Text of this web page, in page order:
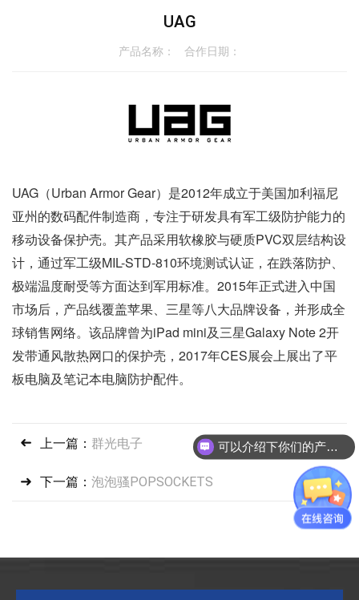
UAG
产品名称： 合作日期：
UAG（Urban Armor Gear）是2012年成立于美国加利福尼
亚州的数码配件制造商 ，专注于研发具有军工级防护能力的
移动设备保护壳。其产品采用软橡胶与硬质PVC双层结构设
计，通过军工级MIL-STD-810环境测试认证 ，在跌落防护、
极端温度耐受等方面达到军用标准。2015年正式进入中国
市场后 ，产品线覆盖苹果、三星等八大品牌设备，并形成全
球销售网络。该品牌曾为iPad mini及三星Galaxy Note 2开
发带通风散热网口的保护壳 ，2017年CES展会上展出了平
板电脑及笔记本电脑防护配件。
上一篇： 群光电子
下一篇： 泡泡骚POPSOCKETS
可以介绍下你们的产品么？